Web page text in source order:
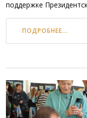
поддержке
ПОДРОБНЕЕ...